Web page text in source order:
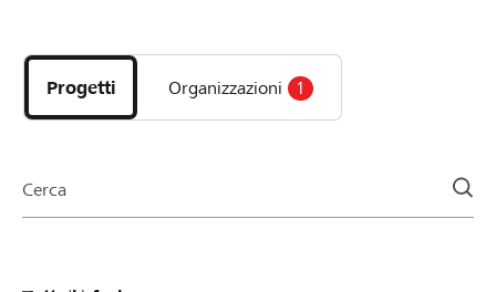
i
progetti
e
della
Progetti Organizzazioni 1
Cerca